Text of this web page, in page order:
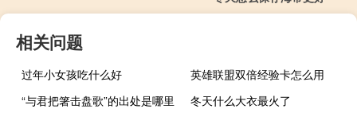
相关问题
过年小女孩吃什么好
英雄联盟双倍经验卡怎么用
“与君把箸击盘歌”的出处是哪里
冬天什么大衣最火了